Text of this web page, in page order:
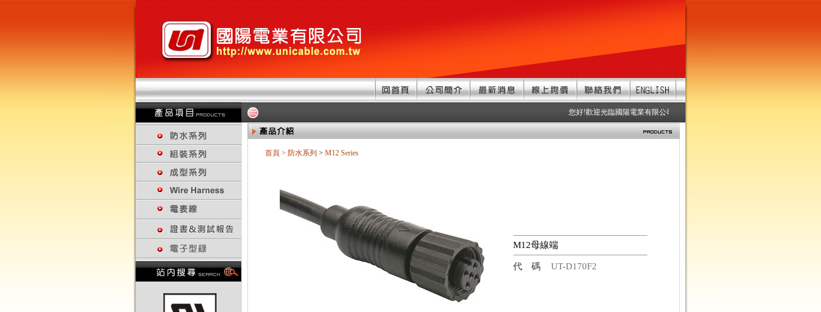
您好!歡迎光臨國陽電業有限公司 服務項目：防水連接器、防水接頭、防水
首頁 > 防水系列 > M12 Series
M12母線端
代碼 UT-D170F2